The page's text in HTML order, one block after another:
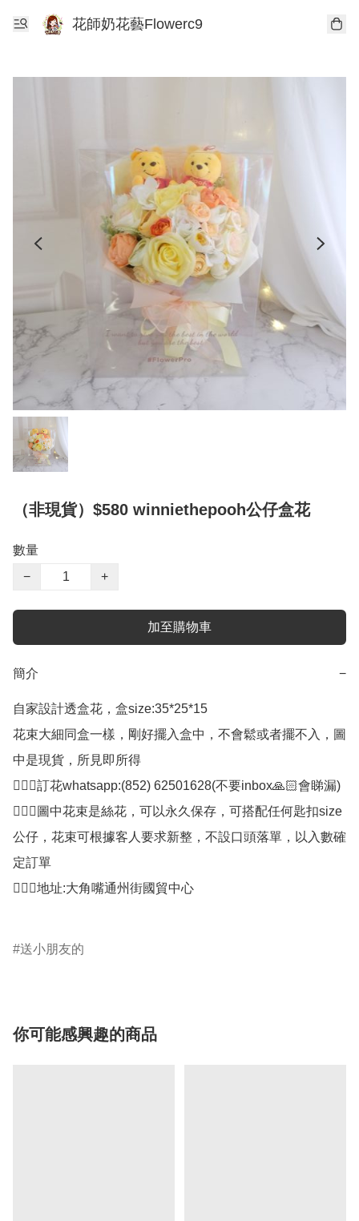
花師奶花藝Flowerc9
（非現貨）$580 winniethepooh公仔盒花
數量
−
+
加至購物車
簡介 −
自家設計透盒花，盒size:35*25*15
花束大細同盒一樣，剛好擺入盒中，不會鬆或者擺不入，圖
中是現貨，所見即所得
🙋🏻‍♀️訂花whatsapp:(852) 62501628(不要inbox🙏🏻會睇漏)
🙋🏻‍♀️圖中花束是絲花，可以永久保存，可搭配任何匙扣size
公仔，花束可根據客人要求新整，不設口頭落單，以入數確
定訂單
🙋🏻‍♀️地址:大角嘴通州街國貿中心
送小朋友的
你可能感興趣的商品